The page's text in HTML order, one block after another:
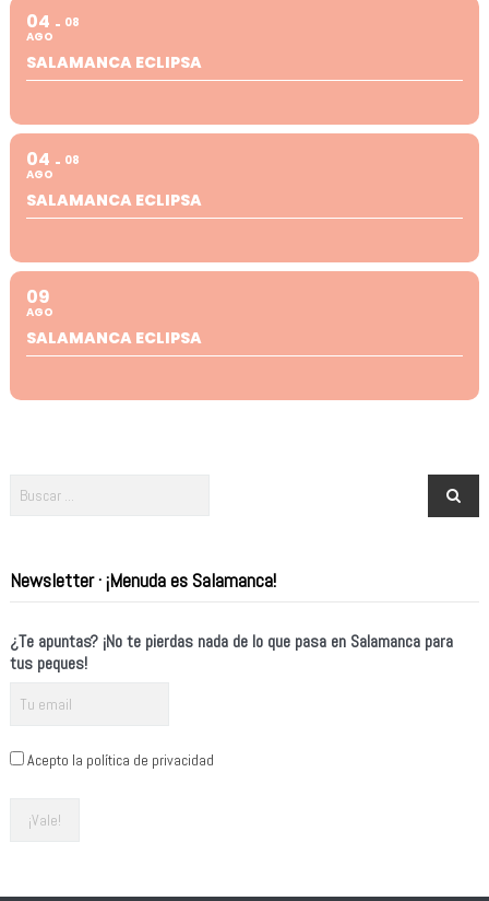
04
AGO
08
SALAMANCA ECLIPSA
04
AGO
08
SALAMANCA ECLIPSA
09
AGO
SALAMANCA ECLIPSA
Newsletter · ¡Menuda es Salamanca!
¿Te apuntas? ¡No te pierdas nada de lo que pasa en Salamanca para
tus peques!
Acepto la política de privacidad